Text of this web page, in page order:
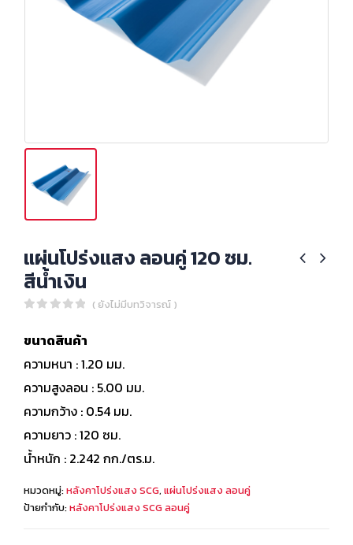
แผ่นโปร่งแสง ลอนคู่ 120 ซม.
สีน้ำเงิน
( ยังไม่มีบทวิจารณ์ )
ขนาดสินค้า
ความหนา : 1.20 มม.
ความสูงลอน : 5.00 มม.
ความกว้าง : 0.54 มม.
ความยาว : 120 ซม.
น้ำหนัก : 2.242 กก./ตร.ม.
หมวดหมู่:หลังคาโปร่งแสง SCG, แผ่นโปร่งแสง ลอนคู่
ป้ายกำกับ:หลังคาโปร่งแสง SCG ลอนคู่